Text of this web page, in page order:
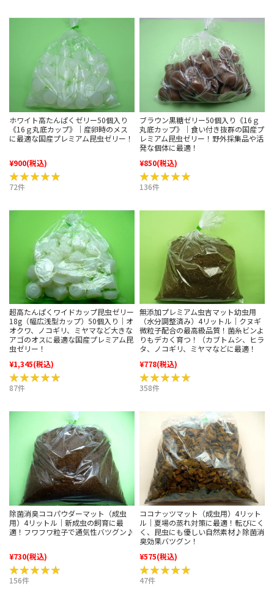
ホワイト高たんぱくゼリー50個入り
《16ｇ丸底カップ》｜産卵時のメス
に最適な国産プレミアム昆虫ゼリー！
¥900(税込)
★★★★★
★★★★★
72件
ブラウン黒糖ゼリー50個入り《16ｇ
丸底カップ》｜食い付き抜群の国産プ
レミアム昆虫ゼリー！野外採集品や活
発な個体に最適！
¥850(税込)
★★★★★
★★★★★
136件
超高たんぱくワイドカップ昆虫ゼリー
18g（幅広浅型カップ）50個入り｜オ
オクワ、ノコギリ、ミヤマなど大きな
アゴのオスに最適な国産プレミアム昆
虫ゼリー！
¥1,345(税込)
★★★★★
★★★★★
87件
無添加プレミアム虫吉マット幼虫用
（水分調整済み）4リットル｜クヌギ
微粒子配合の最高級品質！菌糸ビンよ
りもデカく育つ！（カブトムシ、ヒラ
タ、ノコギリ、ミヤマなどに最適！
¥778(税込)
★★★★★
★★★★★
358件
除菌消臭ココパウダーマット（成虫
用）4リットル｜新成虫の飼育に最
適！フワフワ粒子で通気性バツグン♪
¥730(税込)
★★★★★
★★★★★
156件
ココナッツマット（成虫用）4リット
ル｜夏場の蒸れ対策に最適！転びにく
く、昆虫にも優しい自然素材♪除菌消
臭効果バツグン！
¥575(税込)
★★★★★
★★★★★
47件